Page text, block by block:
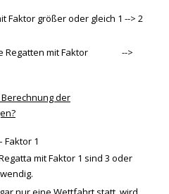
Faktor größer oder gleich 1 --> 2
Regatten mit Faktor -->
der
Faktor 1
mit Faktor 1 sind 3 oder